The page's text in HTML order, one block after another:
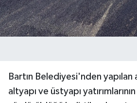
Bartın Belediyesi'nden yapılan
altyapı ve üstyapı